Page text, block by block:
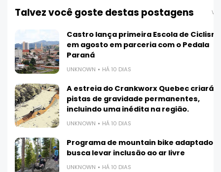
Talvez você goste destas postagens
Castro lança primeira Escola de
em agosto em parceria com o Pedala
Paraná
UNKNOWN HÁ 10 DIAS
A estreia do Crankworx Quebec criará 3
pistas de gravidade permanentes,
incluindo uma inédita na região.
UNKNOWN HÁ 10 DIAS
Programa de mountain bike adaptado
busca levar inclusão ao ar livre
UNKNOWN HÁ 10 DIAS